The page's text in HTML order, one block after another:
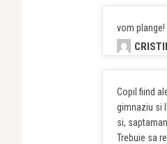
vom
Copil fiind
gimnaziu si
si,
Trebuie sa